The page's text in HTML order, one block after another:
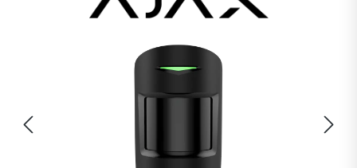
Bildergalerie überspringen